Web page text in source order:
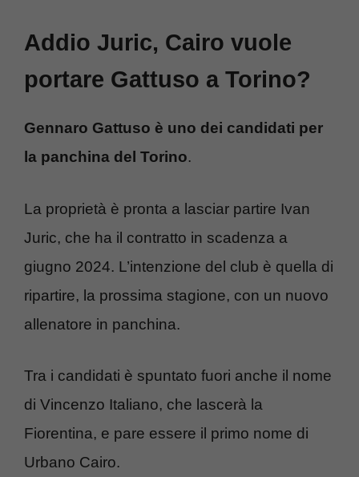
Addio Juric, Cairo vuole
portare Gattuso a Torino?
Gennaro Gattuso è uno dei candidati per
la panchina del Torino.
La proprietà è pronta a lasciar partire Ivan
Juric, che ha il contratto in scadenza a
giugno 2024. L’intenzione del club è quella di
ripartire, la prossima stagione, con un nuovo
allenatore in panchina.
Tra i candidati è spuntato fuori anche il nome
di Vincenzo Italiano, che lascerà la
Fiorentina, e pare essere il primo nome di
Urbano Cairo.